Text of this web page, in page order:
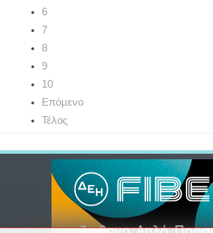
6
7
8
9
10
Επόμενο
Τέλος